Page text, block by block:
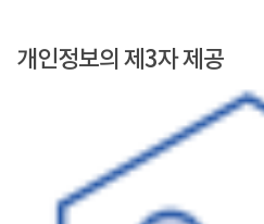
개인정보의 제3자 제공